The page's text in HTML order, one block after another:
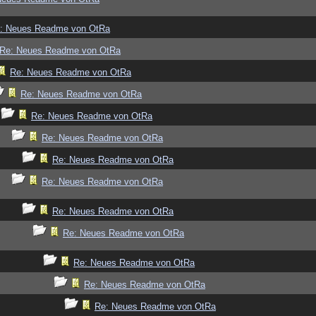
Neues Readme von OtRa
Re: Neues Readme von OtRa
Re: Neues Readme von OtRa
Re: Neues Readme von OtRa
Re: Neues Readme von OtRa
Re: Neues Readme von OtRa
Re: Neues Readme von OtRa
Re: Neues Readme von OtRa
Re: Neues Readme von OtRa
Re: Neues Readme von OtRa
Re: Neues Readme von OtRa
Re: Neues Readme von OtRa
Re: Neues Readme von OtRa